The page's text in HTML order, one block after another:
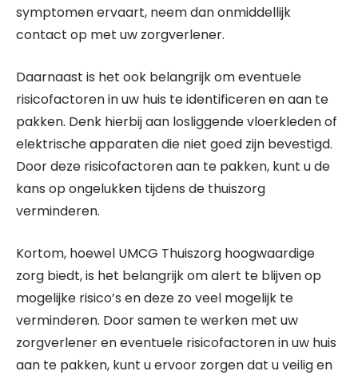
symptomen ervaart, neem dan onmiddellijk
contact op met uw zorgverlener.
Daarnaast is het ook belangrijk om eventuele
risicofactoren in uw huis te identificeren en aan te
pakken. Denk hierbij aan losliggende vloerkleden of
elektrische apparaten die niet goed zijn bevestigd.
Door deze risicofactoren aan te pakken, kunt u de
kans op ongelukken tijdens de thuiszorg
verminderen.
Kortom, hoewel UMCG Thuiszorg hoogwaardige
zorg biedt, is het belangrijk om alert te blijven op
mogelijke risico’s en deze zo veel mogelijk te
verminderen. Door samen te werken met uw
zorgverlener en eventuele risicofactoren in uw huis
aan te pakken, kunt u ervoor zorgen dat u veilig en